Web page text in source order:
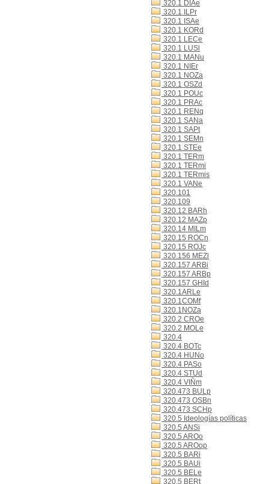
320.1 DIAe
320.1 ILPr
320.1 ISAe
320.1 KORd
320.1 LECe
320.1 LUSl
320.1 MANu
320.1 NIEr
320.1 NOZa
320.1 OSZd
320.1 POUc
320.1 PRAc
320.1 RENq
320.1 SANa
320.1 SAPt
320.1 SEMn
320.1 STEe
320.1 TERm
320.1 TERmi
320.1 TERmis
320.1 VANe
320.101
320.109
320.12 BARh
320.12 MAZp
320.14 MILm
320.15 ROCn
320.15 ROJc
320.156 MEZl
320.157 ARBi
320.157 ARBp
320.157 GHId
320.1ARLe
320.1COMf
320.1NOZa
320.2 CROe
320.2 MOLe
320.4
320.4 BOTc
320.4 HUNo
320.4 PASo
320.4 STUd
320.4 VIÑm
320.473 BULp
320.473 OSBn
320.473 SCHp
320.5 Ideologías políticas
320.5 ANSi
320.5 AROo
320.5 AROop
320.5 BARi
320.5 BAUi
320.5 BELe
320.5 BERt